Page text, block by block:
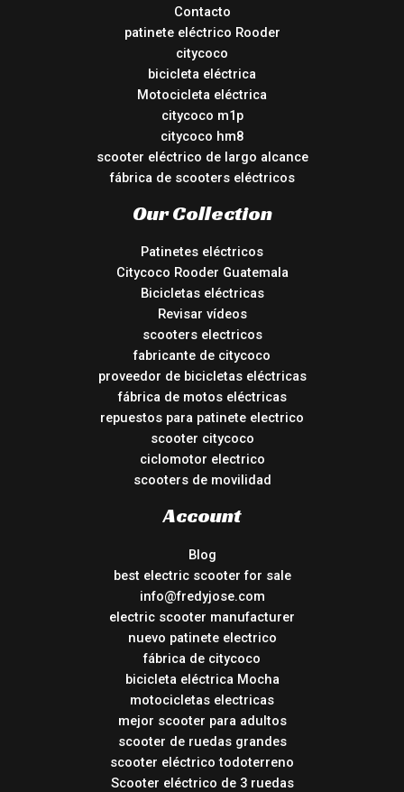
Contacto
patinete eléctrico Rooder
citycoco
bicicleta eléctrica
Motocicleta eléctrica
citycoco m1p
citycoco hm8
scooter eléctrico de largo alcance
fábrica de scooters eléctricos
Our Collection
Patinetes eléctricos
Citycoco Rooder Guatemala
Bicicletas eléctricas
Revisar vídeos
scooters electricos
fabricante de citycoco
proveedor de bicicletas eléctricas
fábrica de motos eléctricas
repuestos para patinete electrico
scooter citycoco
ciclomotor electrico
scooters de movilidad
Account
Blog
best electric scooter for sale
info@fredyjose.com
electric scooter manufacturer
nuevo patinete electrico
fábrica de citycoco
bicicleta eléctrica Mocha
motocicletas electricas
mejor scooter para adultos
scooter de ruedas grandes
scooter eléctrico todoterreno
Scooter eléctrico de 3 ruedas